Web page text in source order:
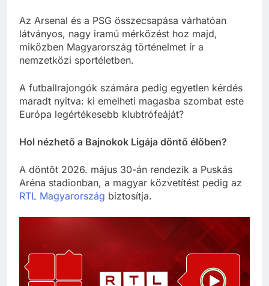
Az Arsenal és a PSG összecsapása várhatóan
látványos, nagy iramú mérkőzést hoz majd,
miközben Magyarország történelmet ír a
nemzetközi sportéletben.
A futballrajongók számára pedig egyetlen kérdés
maradt nyitva: ki emelheti magasba szombat este
Európa legértékesebb klubtrófeáját?
Hol nézhető a Bajnokok Ligája döntő élőben?
A döntőt 2026. május 30-án rendezik a Puskás
Aréna stadionban, a magyar közvetítést pedig az
RTL Magyarország biztosítja.